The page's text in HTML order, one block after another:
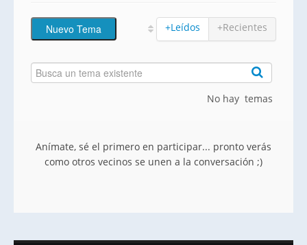
+Leídos +Recientes
No hay temas
Anímate, sé el primero en participar... pronto verás
como otros vecinos se unen a la conversación ;)